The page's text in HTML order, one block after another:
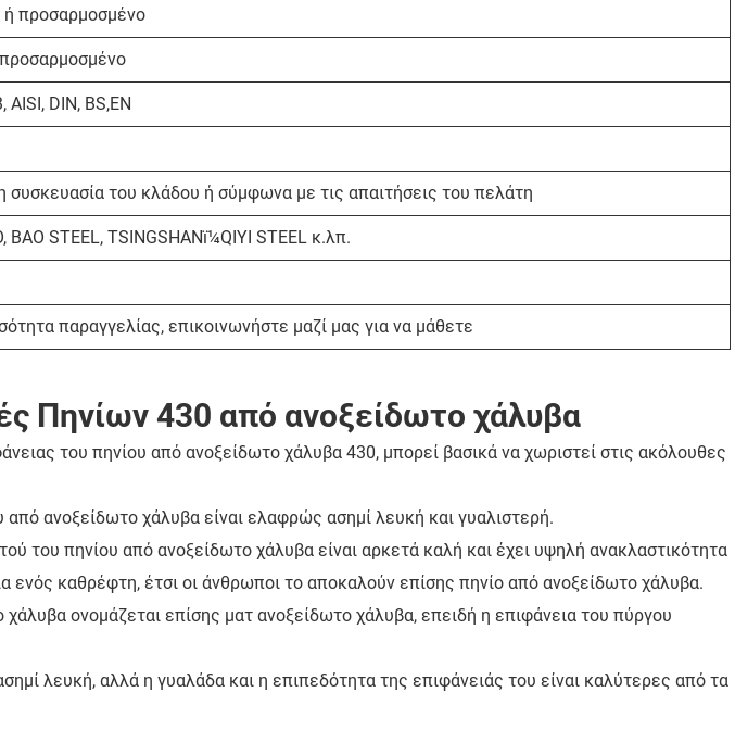
προσαρμοσμένο
AISI, DIN, BS,EN
συσκευασία του κλάδου ή σύμφωνα με τις απαιτήσεις του πελάτη
BAO STEEL, TSINGSHANï¼QIYI STEEL κ.λπ.
παραγγελίας, επικοινωνήστε μαζί μας για να μάθετε
Πηνίων 430 από ανοξείδωτο χάλυβα
του πηνίου από ανοξείδωτο χάλυβα 430, μπορεί βασικά να χωριστεί στις ακόλουθες
από ανοξείδωτο χάλυβα είναι ελαφρώς ασημί λευκή και γυαλιστερή.
του πηνίου από ανοξείδωτο χάλυβα είναι αρκετά καλή και έχει υψηλή ανακλαστικότητα
ενός καθρέφτη, έτσι οι άνθρωποι το αποκαλούν επίσης πηνίο από ανοξείδωτο χάλυβα.
ονομάζεται επίσης ματ ανοξείδωτο χάλυβα, επειδή η επιφάνεια του πύργου
λευκή, αλλά η γυαλάδα και η επιπεδότητα της επιφάνειάς του είναι καλύτερες από τα